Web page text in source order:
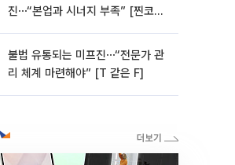
진⋯“본업과 시너지 부족” [찐코노
불법 유통되는 미프진⋯“전문가 관
리 체계 마련해야” [T 같은 F]